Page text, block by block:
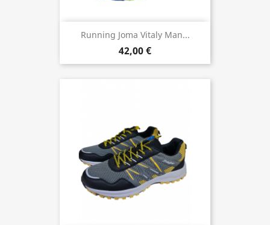
Running Joma Vitaly Man...
42,00 €